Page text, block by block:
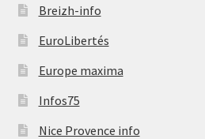
Breizh-info
EuroLibertés
Europe maxima
Infos75
Nice Provence info